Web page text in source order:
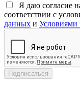
Я даю согласие
соответствии с
данных и Условиями
Подписаться